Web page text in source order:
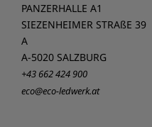
PANZERHALLE A1
SIEZENHEIMER STRAßE 39
A
A-5020 SALZBURG
+43 662 424 900
eco@eco-ledwerk.at